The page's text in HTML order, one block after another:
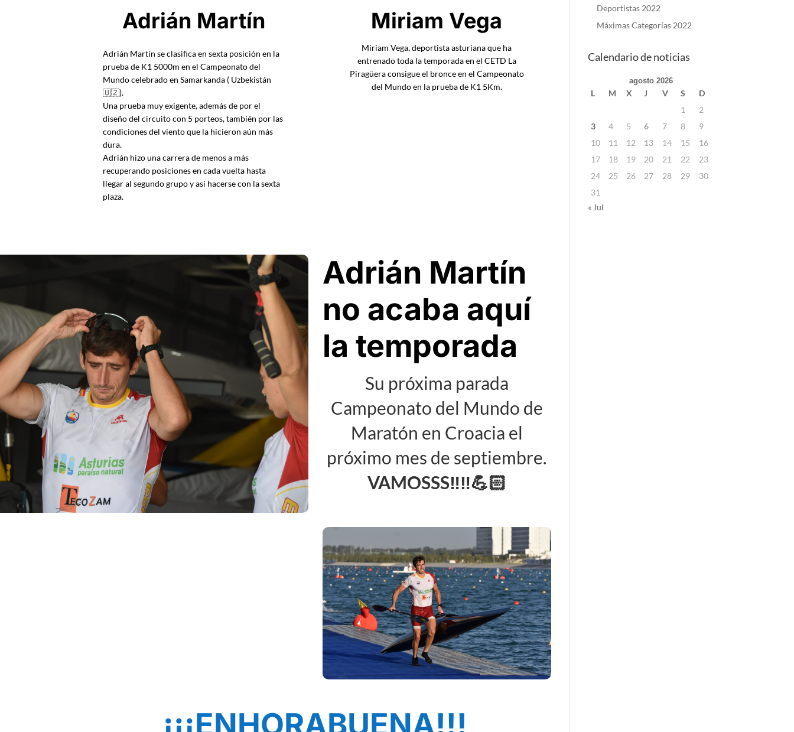
Adrián Martín
Adrián Martín se clasifica en sexta posición en la
prueba de K1 5000m en el Campeonato del
Mundo celebrado en Samarkanda ( Uzbekistán
🇺🇿).
Una prueba muy exigente, además de por el
diseño del circuito con 5 porteos, también por las
condiciones del viento que la hicieron aún más
dura.
Adrián hizo una carrera de menos a más
recuperando posiciones en cada vuelta hasta
llegar al segundo grupo y así hacerse con la sexta
plaza.
Miriam Vega
Miriam Vega, deportista asturiana que ha
entrenado toda la temporada en el CETD La
Piragüera consigue el bronce en el Campeonato
del Mundo en la prueba de K1 5Km.
Adrián Martín
no acaba aquí
la temporada
Su próxima parada
Campeonato del Mundo de
Maratón en Croacia el
próximo mes de septiembre.
VAMOSSS‼️‼️💪🏻
Deportistas 2022
Máximas Categorías 2022
Calendario de noticias
agosto 2026
L M X J V S
D
1
2
3
4 5 6 7 8
9
10
11 12 13 14 15
16
17
18 19 20 21 22
23
24
25 26 27 28 29
30
31
« Jul